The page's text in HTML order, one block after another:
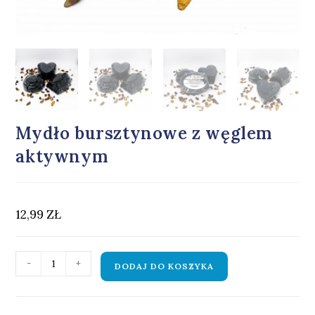
Mydło bursztynowe z węglem
aktywnym
12,99ZŁ
- + DODAJ DO KOSZYKA